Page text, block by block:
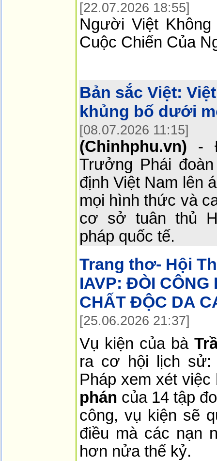
[22.07.2026 18:55]
Người Việt
Cuộc Chiến Của
Bản sắc Việt:
khủng bố dưới
[08.07.2026 11:15]
(Chinhphu.vn) -
Trưởng Phái
định Việt Nam lên
mọi hình thức và
cơ sở tuân thủ
pháp quốc tế.
Trang thơ- Hội
IAVP: ĐÒI CÔNG
CHẤT ĐỘC DA
[25.06.2026 21:37]
Vụ kiện của bà
ra cơ hội lịch sử:
Pháp xem xét việc
phán của 14 tập
công, vụ kiện sẽ
điều mà các nạn
hơn nửa thế kỷ.